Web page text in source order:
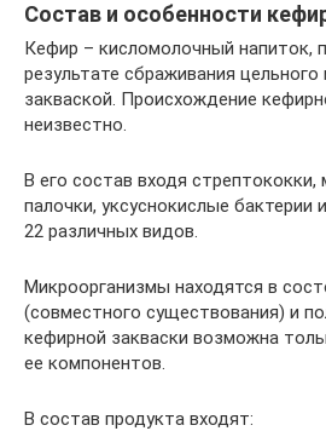
Состав и особенности
Кефир – кисломолочный напиток,
результате сбраживания
закваской. Происхождение
неизвестно.
В его состав входя
палочки, уксуснокислые бактерии
22 различных видов.
Микроорганизмы находятся в
(совместного существования) и
кефирной закваски возможна
ее компонентов.
В состав продукта входят: